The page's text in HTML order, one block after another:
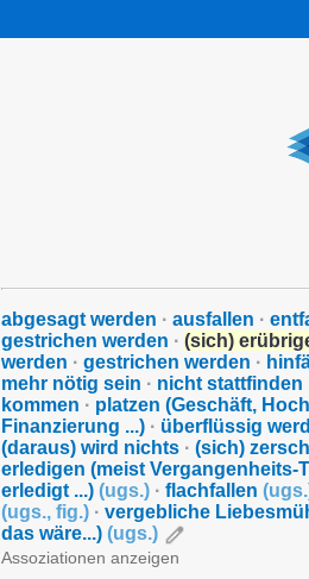
abgesagt werden · ausfallen ·
gestrichen werden · (sich)
werden · gestrichen werden ·
mehr nötig sein · nicht stattfinden
kommen · platzen (Geschäft,
Finanzierung ...) · überflüssig
(daraus) wird nichts · (sich)
erledigen (meist Vergangenheits-
erledigt ...) (ugs.) · flachfallen (ugs.
(ugs., fig.) · vergebliche
das wäre...) (ugs.)
Assoziationen anzeigen